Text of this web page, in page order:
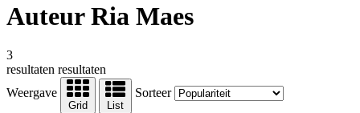
Auteur Ria Maes
3
resultaten resultaten
Weergave
Grid List
Sorteer